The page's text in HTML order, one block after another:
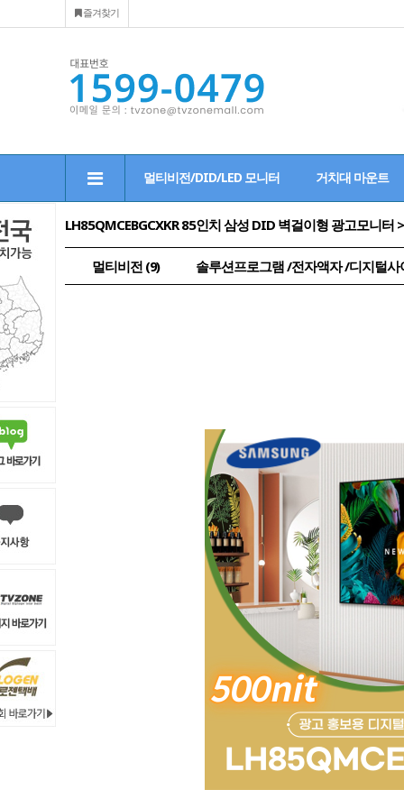
즐겨찾기
멀티비전/DID/LED 모니터 거치대 마운트
LH85QMCEBGCXKR 85인치 삼성 DID 벽걸이형 광고모니터
멀티비전 (9) 솔루션프로그램 /전자액자 /디지털사